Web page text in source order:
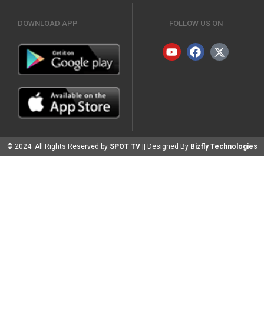
DOWNLOAD APP FOLLOW US ON
© 2024. All Rights Reserved by SPOT TV || Designed By Bizfly Technologies